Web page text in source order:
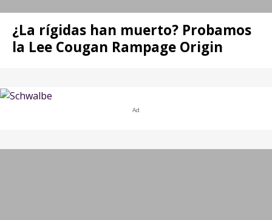
¿La rígidas han muerto? Probamos
la Lee Cougan Rampage Origin
Ad